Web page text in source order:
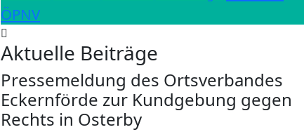
ÖPNV
Aktuelle Beiträge
Pressemeldung des Ortsverbandes
Eckernförde zur Kundgebung gegen
Rechts in Osterby